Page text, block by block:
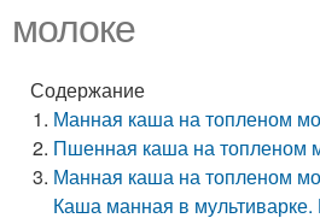
молоке
Содержание
Манная каша на топленом
Пшенная каша на топленом
Манная каша на топленом
Каша манная в мультиварке.